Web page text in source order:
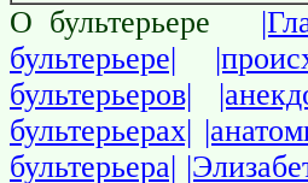
О бультерьере
бультерьере|
бультерьеров|
бультерьерах|
бультерьера|